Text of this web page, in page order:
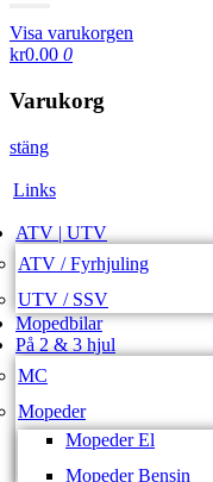
Visa varukorgen
kr0.00 0
Varukorg
stäng
Links
ATV | UTV
ATV / Fyrhjuling
UTV / SSV
Mopedbilar
På 2 & 3 hjul
MC
Mopeder
Mopeder El
Mopeder Bensin